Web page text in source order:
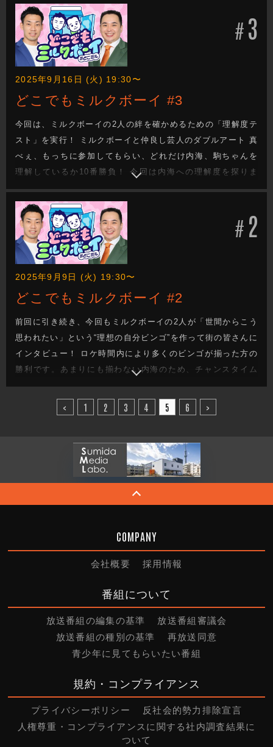
など、3つのテーマを用意。 ミルクボーイは、どの芸人を選
ぶのか！？
#3
2025年9月16日 (火) 19:30〜
どこでもミルクボーイ #3
今回は、ミルクボーイの2人の絆を確かめるための「理解度テ
スト」を実行！ ミルクボーイと仲良し芸人のダブルアート 真
べぇ、もっちに参加してもらい、どれだけ内海、駒ちゃんを
理解しているか10番勝負！ 今回は内海への理解度を探りま
す。 内海に関する基本情報から、あまりメディアにも喋った
ことがない激レアエピソードまで、これを見れば、あなたも
内海への愛情が深まるはず！？
# 2
2025年9月9日 (火) 19:30〜
どこでもミルクボーイ #2
前回に引き続き、今回もミルクボーイの2人が「世間からこう
思われたい」という“理想の自分ビンゴ”を作って街の皆さんに
インタビュー！ ロケ時間内により多くのビンゴが揃った方の
勝利です。あまりにも揃わない内海のため、チャンスタイム
を発動したのですが、その結果は…？ そして、場所を天神橋
筋商店街から放送芸術学院へと移し、未来輝く学生たちにも
インタビュー！
< 1 2 3 4 5 6 >
COMPANY
会社概要 採用情報
番組について
放送番組の編集の基準
放送番組審議会
放送番組の種別の基準
再放送同意
青少年に見てもらいたい番組
規約・コンプライアンス
プライバシーポリシー
反社会的勢力排除宣言
人権尊重・コンプライアンスに関する社内調査結果に
ついて